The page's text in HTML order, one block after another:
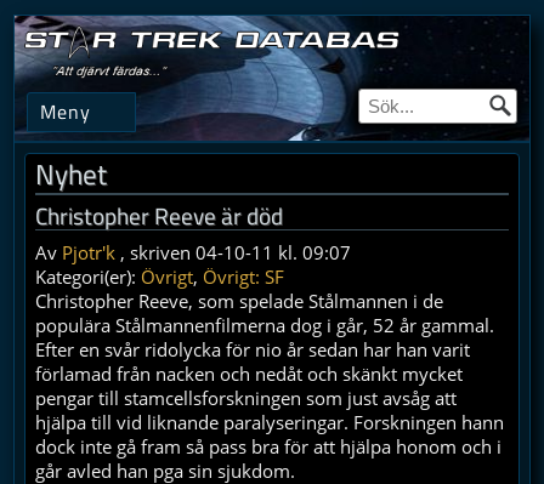
Nyhet
Christopher Reeve är död
Av Pjotr'k , skriven 04-10-11 kl. 09:07
Kategori(er): Övrigt, Övrigt: SF
Christopher Reeve, som spelade Stålmannen i de
populära Stålmannenfilmerna dog i går, 52 år gammal.
Efter en svår ridolycka för nio år sedan har han varit
förlamad från nacken och nedåt och skänkt mycket
pengar till stamcellsforskningen som just avsåg att
hjälpa till vid liknande paralyseringar. Forskningen hann
dock inte gå fram så pass bra för att hjälpa honom och i
går avled han pga sin sjukdom.
Meny